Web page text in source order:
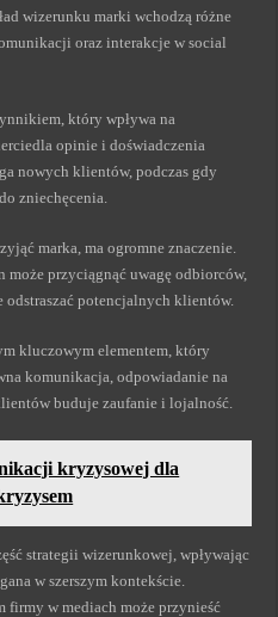
wizerunku marki wchodzą różne
oraz interakcje w social
który wpływa na
opinie i doświadczenia
nowych klientów, podczas gdy
zniechęcenia.
marka, ma ogromne znaczenie.
przyciągnąć uwagę odbiorców,
potencjalnych klientów.
kluczowym elementem, który
komunikacja, odpowiadanie na
buduje zaufanie i lojalność.
kryzysowej dla
strategii wizerunkowej, wpływając
w szerszym kontekście.
firmy w mediach może przynieść